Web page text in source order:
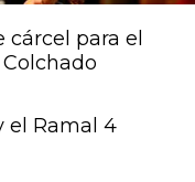
para el
el Ramal 4